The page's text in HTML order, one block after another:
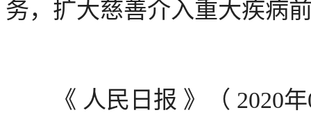
务，扩大慈善介入重大疾病
《 人民日报 》（ 2020年